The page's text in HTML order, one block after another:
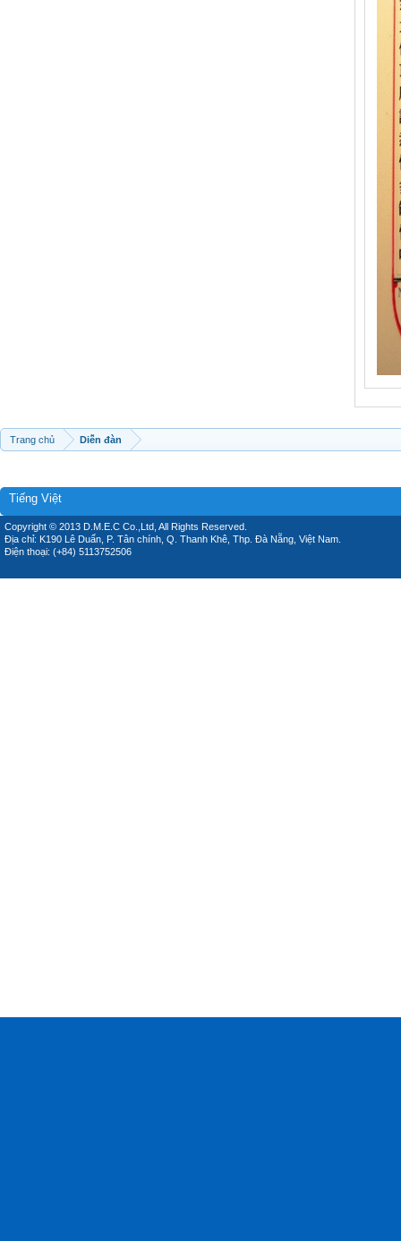
Trang chủ Diễn đàn
Tiếng Việt
Copyright © 2013 D.M.E.C Co.,Ltd, All Rights Reserved.
Địa chỉ: K190 Lê Duẩn, P. Tân chính, Q. Thanh Khê, Thp. Đà Nẵng, Việt Nam.
Điện thoại: (+84) 5113752506